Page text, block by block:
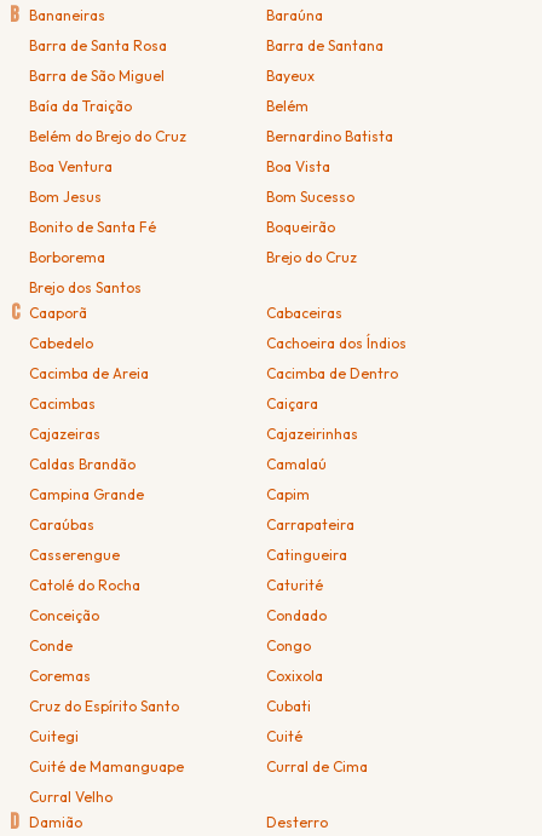
B Bananeiras
Baraúna
Barra de Santa Rosa
Barra de Santana
Barra de São Miguel
Bayeux
Baía da Traição
Belém
Belém do Brejo do Cruz
Bernardino Batista
Boa Ventura
Boa Vista
Bom Jesus
Bom Sucesso
Bonito de Santa Fé
Boqueirão
Borborema
Brejo do Cruz
Brejo dos Santos
C Caaporã
Cabaceiras
Cabedelo
Cachoeira dos Índios
Cacimba de Areia
Cacimba de Dentro
Cacimbas
Caiçara
Cajazeiras
Cajazeirinhas
Caldas Brandão
Camalaú
Campina Grande
Capim
Caraúbas
Carrapateira
Casserengue
Catingueira
Catolé do Rocha
Caturité
Conceição
Condado
Conde
Congo
Coremas
Coxixola
Cruz do Espírito Santo
Cubati
Cuitegi
Cuité
Cuité de Mamanguape
Curral de Cima
Curral Velho
D Damião Desterro